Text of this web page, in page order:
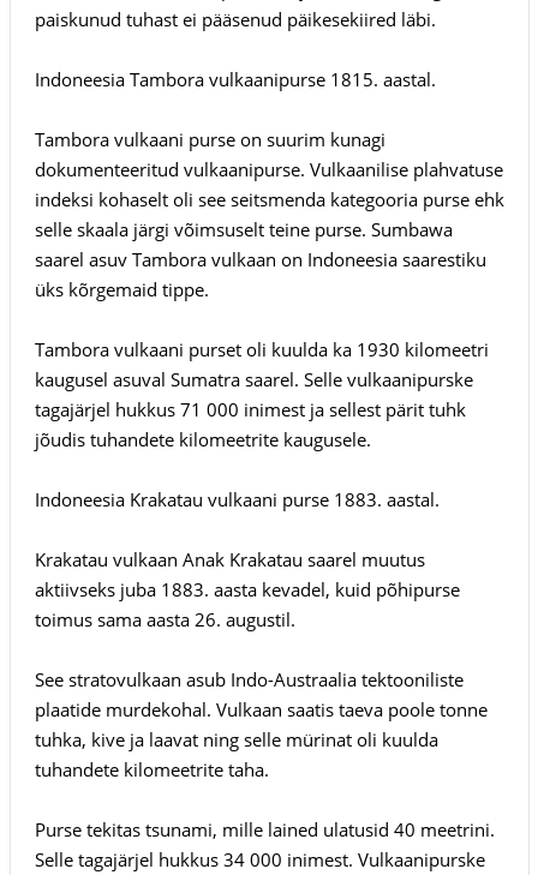
paiskunud tuhast ei pääsenud päikesekiired läbi.
Indoneesia Tambora vulkaanipurse 1815. aastal.
Tambora vulkaani purse on suurim kunagi
dokumenteeritud vulkaanipurse. Vulkaanilise plahvatuse
indeksi kohaselt oli see seitsmenda kategooria purse ehk
selle skaala järgi võimsuselt teine purse. Sumbawa
saarel asuv Tambora vulkaan on Indoneesia saarestiku
üks kõrgemaid tippe.
Tambora vulkaani purset oli kuulda ka 1930 kilomeetri
kaugusel asuval Sumatra saarel. Selle vulkaanipurske
tagajärjel hukkus 71 000 inimest ja sellest pärit tuhk
jõudis tuhandete kilomeetrite kaugusele.
Indoneesia Krakatau vulkaani purse 1883. aastal.
Krakatau vulkaan Anak Krakatau saarel muutus
aktiivseks juba 1883. aasta kevadel, kuid põhipurse
toimus sama aasta 26. augustil.
See stratovulkaan asub Indo-Austraalia tektooniliste
plaatide murdekohal. Vulkaan saatis taeva poole tonne
tuhka, kive ja laavat ning selle mürinat oli kuulda
tuhandete kilomeetrite taha.
Purse tekitas tsunami, mille lained ulatusid 40 meetrini.
Selle tagajärjel hukkus 34 000 inimest. Vulkaanipurske